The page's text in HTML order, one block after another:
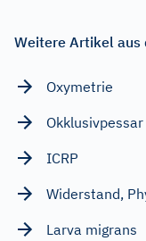
Weitere Artikel aus
Oxymetrie
Okklusivpessar
ICRP
Widerstand,
Larva migrans